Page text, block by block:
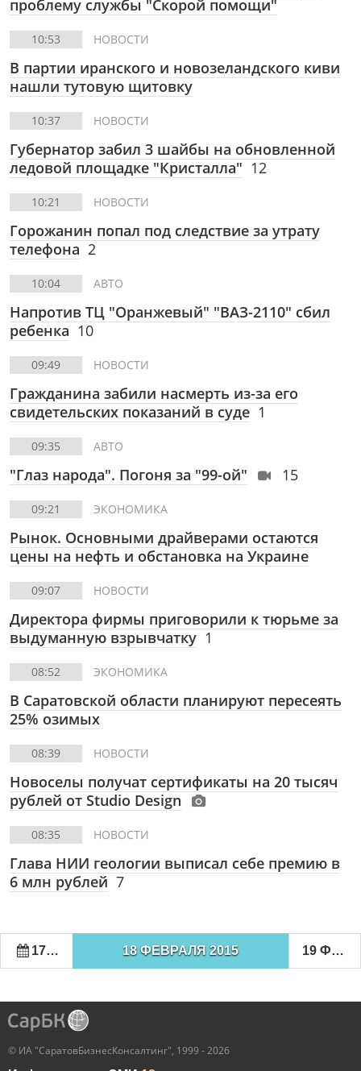
проблему службы "Скорой помощи"
10:53 НОВОСТИ
В партии иранского и новозеландского киви
нашли тутовую щитовку
10:37 НОВОСТИ
Губернатор забил 3 шайбы на обновленной
ледовой площадке "Кристалла" 12
10:21 НОВОСТИ
Горожанин попал под следствие за утрату
телефона 2
10:04 АВТО
Напротив ТЦ "Оранжевый" "ВАЗ-2110" сбил
ребенка 10
09:49 НОВОСТИ
Гражданина забили насмерть из-за его
свидетельских показаний в суде 1
09:35 АВТО
"Глаз народа". Погоня за "99-ой" 15
09:21 ЭКОНОМИКА
Рынок. Основными драйверами остаются
цены на нефть и обстановка на Украине
09:07 НОВОСТИ
Директора фирмы приговорили к тюрьме за
выдуманную взрывчатку 1
08:52 ЭКОНОМИКА
В Саратовской области планируют пересеять
25% озимых
08:39 НОВОСТИ
Новоселы получат сертификаты на 20 тысяч
рублей от Studio Design
08:35 НОВОСТИ
Глава НИИ геологии выписал себе премию в
6 млн рублей 7
17 ФЕВРАЛЯ 2015 18 ФЕВРАЛЯ 2015 19 ФЕВРАЛЯ 2015
© ИА "СаратовБизнесКонсалтинг", 1999 - 2026